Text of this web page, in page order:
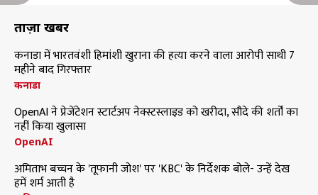
ताज़ा खबरें
कनाडा में भारतवंशी हिमांशी खुराना की हत्या करने वाला आरोपी साथी 7
महीने बाद गिरफ्तार
कनाडा
OpenAI ने प्रेजेंटेशन स्टार्टअप नेक्स्टस्लाइड को खरीदा, सौदे की शर्तों का
नहीं किया खुलासा
OpenAI
अमिताभ बच्चन के 'तूफानी जोश' पर 'KBC' के निर्देशक बोले- उन्हें देख
हमें शर्म आती है